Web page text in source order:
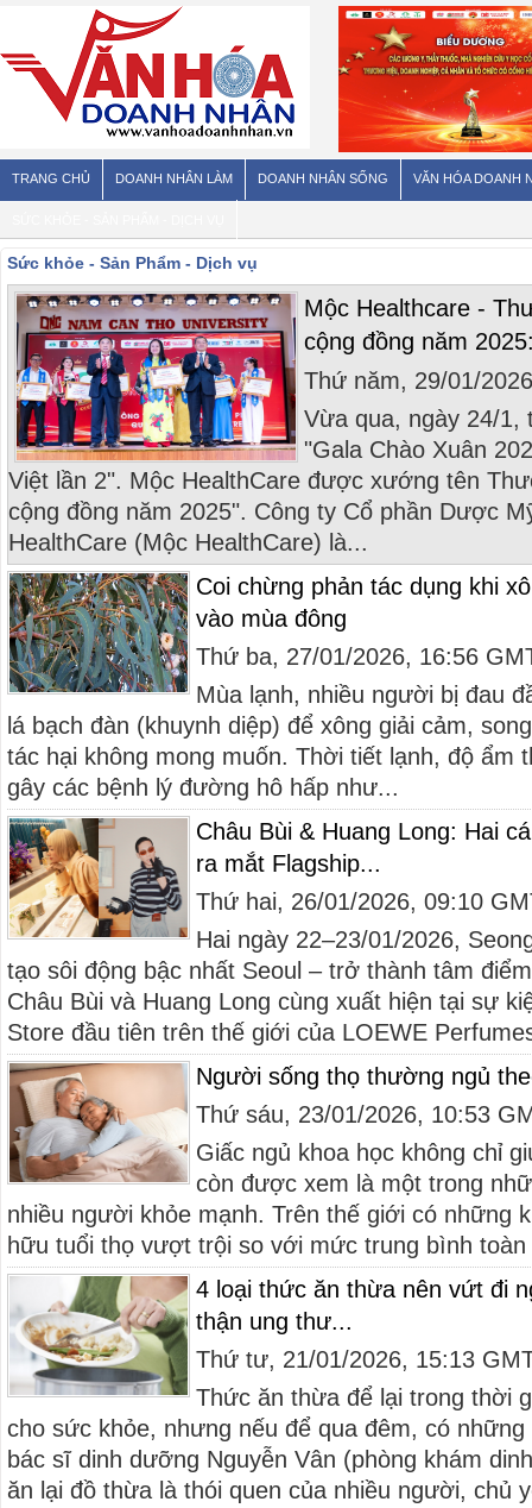
TRANG CHỦ DOANH NHÂN LÀM DOANH NHÂN SỐNG VĂN HÓA DOANH
Sức khỏe - Sản Phẩm - Dịch vụ
Mộc Healthcare -
cộng đồng năm
Thứ năm, 29/01/
Vừa qua, ngày 24/
"Gala Chào Xuân
Việt lần 2". Mộc HealthCare được xướng tên
cộng đồng năm 2025". Công ty Cổ phần Dược
HealthCare (Mộc HealthCare) là...
Coi chừng phản tác dụng khi
vào mùa đông
Thứ ba, 27/01/2026, 16:56
Mùa lạnh, nhiều người bị đau
lá bạch đàn (khuynh diệp) để xông giải cảm,
tác hại không mong muốn. Thời tiết lạnh, độ ẩm
gây các bệnh lý đường hô hấp như...
Châu Bùi & Huang Long: Hai
ra mắt Flagship...
Thứ hai, 26/01/2026, 09:10
Hai ngày 22–23/01/2026,
tạo sôi động bậc nhất Seoul – trở thành tâm
Châu Bùi và Huang Long cùng xuất hiện tại sự
Store đầu tiên trên thế giới của LOEWE
Người sống thọ thường ngủ
Thứ sáu, 23/01/2026, 10:53
Giấc ngủ khoa học không chỉ
còn được xem là một trong
nhiều người khỏe mạnh. Trên thế giới có những
hữu tuổi thọ vượt trội so với mức trung bình
4 loại thức ăn thừa nên vứt đi
thận ung thư...
Thứ tư, 21/01/2026, 15:13
Thức ăn thừa để lại trong thời
cho sức khỏe, nhưng nếu để qua đêm, có những
bác sĩ dinh dưỡng Nguyễn Vân (phòng khám
ăn lại đồ thừa là thói quen của nhiều người, chủ